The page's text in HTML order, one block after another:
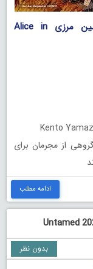
دانلود فصل سوم سریال آلیس در سرزمین مرزی Alice in
از مجرمان برای
ادامه مطلب
بدون نظر